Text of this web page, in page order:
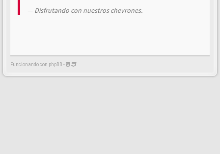
Disfrutando con nuestros chevrones.
Funcionando con phpBB -